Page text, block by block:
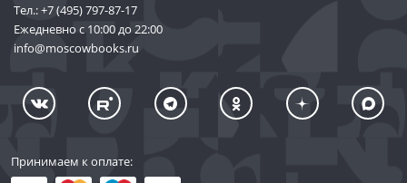
Тел.:+7 (495) 797-87-17
Ежедневно с 10:00 до 22:00
info@moscowbooks.ru
Принимаем к оплате: